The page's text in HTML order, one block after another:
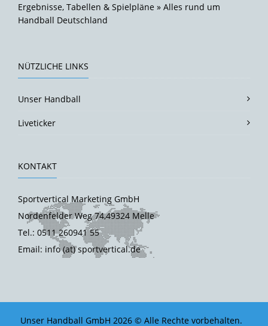
Ergebnisse, Tabellen & Spielpläne » Alles rund um
Handball Deutschland
NÜTZLICHE LINKS
Unser Handball
Liveticker
KONTAKT
Sportvertical Marketing GmbH
Nordenfelder Weg 74,49324 Melle
Tel.: 0511 260941 55
Email: info (at) sportvertical.de
Unser Handball GmbH 2026 © Alle Rechte vorbehalten.